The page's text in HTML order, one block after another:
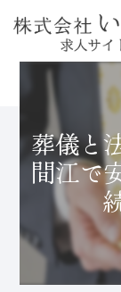
葬儀と
間江で